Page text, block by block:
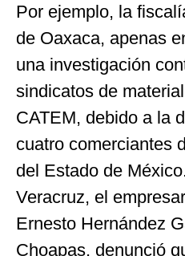
Por ejemplo, la
de Oaxaca, apenas
una investigación
sindicatos de
CATEM, debido a la
cuatro comerciantes
del Estado de
Veracruz, el
Ernesto Hernández
Choapas, denunció